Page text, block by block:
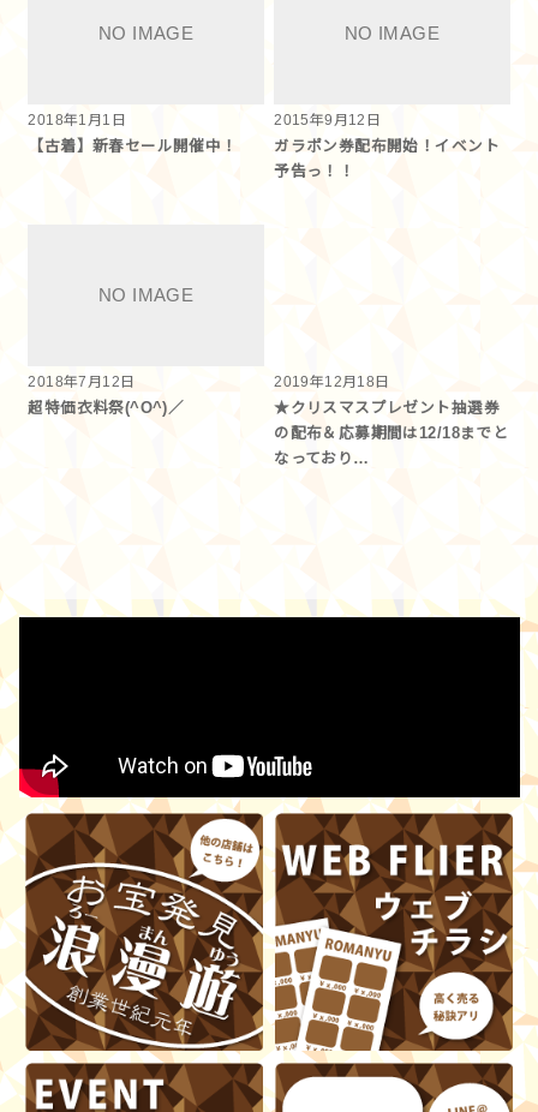
2018年1月1日
【古着】新春セール開催中！
2015年9月12日
ガラポン券配布開始！イベント
予告っ！！
2018年7月12日
超特価衣料祭(^O^)／
2019年12月18日
★クリスマスプレゼント抽選券
の配布＆応募期間は12/18までと
なっており…